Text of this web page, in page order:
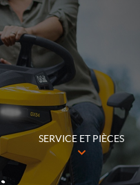
SERVICE ET PIÈCES